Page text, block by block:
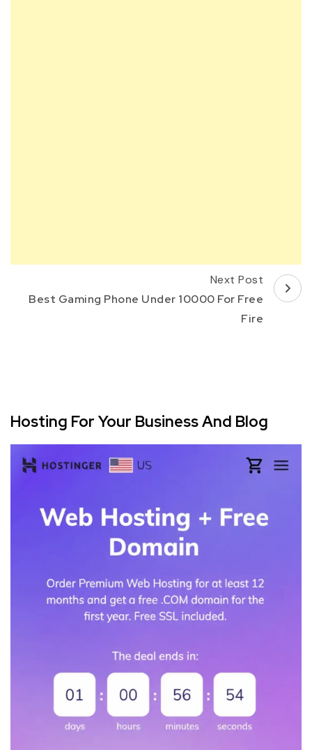
Navigation
Next Post
Best Gaming Phone Under 10000 For Free
Fire
Hosting For Your Business And Blog